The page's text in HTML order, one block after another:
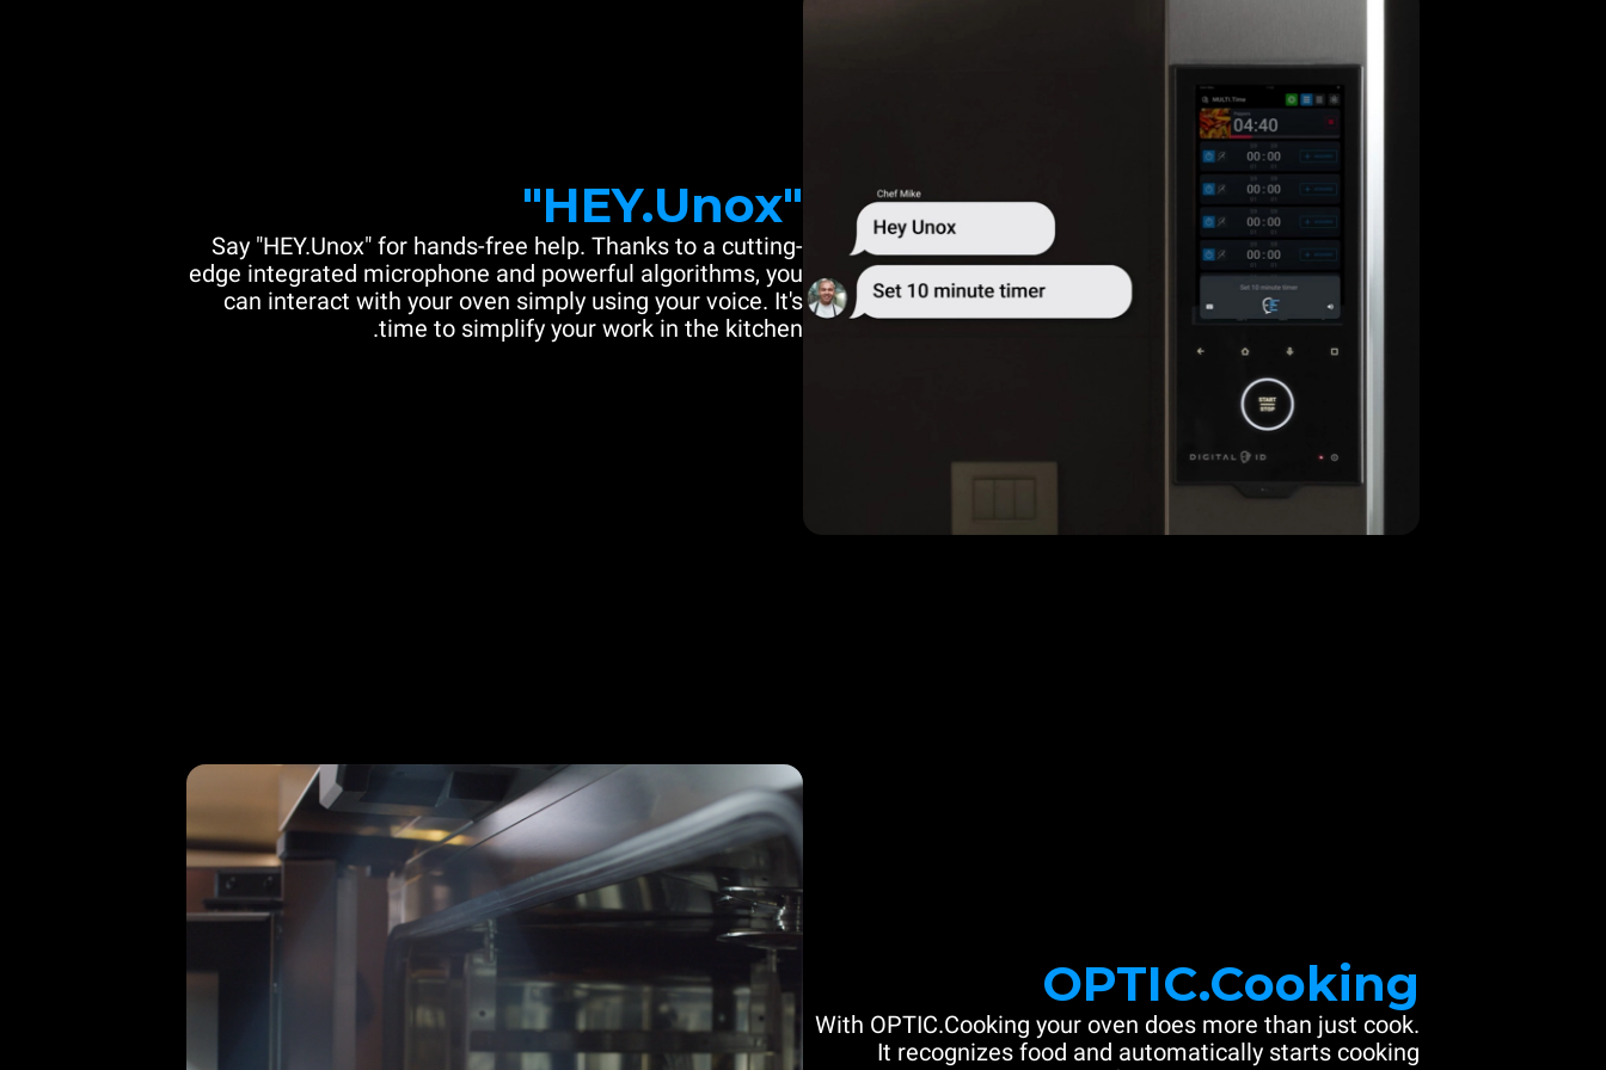
"HEY.Unox"
Say "HEY.Unox" for hands-free help. Thanks to a cutting-
edge integrated microphone and powerful algorithms, you
can interact with your oven simply using your voice. It's
time to simplify your work in the kitchen.
OPTIC.Cooking
With OPTIC.Cooking your oven does more than just cook.
It recognizes food and automatically starts cooking